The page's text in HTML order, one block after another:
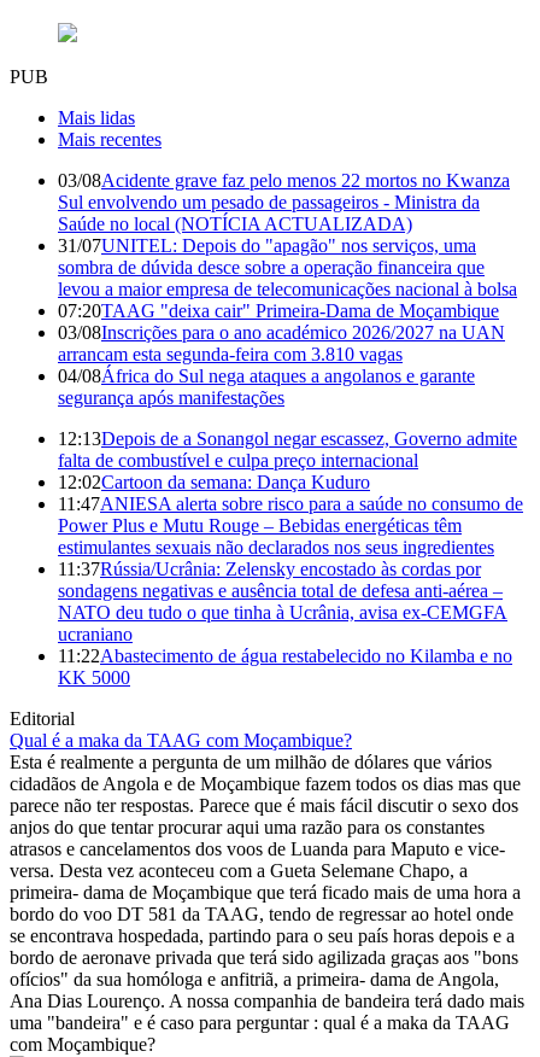
PUB
Mais lidas
Mais recentes
03/08Acidente grave faz pelo menos 22 mortos no Kwanza
Sul envolvendo um pesado de passageiros - Ministra da
Saúde no local (NOTÍCIA ACTUALIZADA)
31/07UNITEL: Depois do "apagão" nos serviços, uma
sombra de dúvida desce sobre a operação financeira que
levou a maior empresa de telecomunicações nacional à bolsa
07:20TAAG "deixa cair" Primeira-Dama de Moçambique
03/08Inscrições para o ano académico 2026/2027 na UAN
arrancam esta segunda-feira com 3.810 vagas
04/08África do Sul nega ataques a angolanos e garante
segurança após manifestações
12:13Depois de a Sonangol negar escassez, Governo admite
falta de combustível e culpa preço internacional
12:02Cartoon da semana: Dança Kuduro
11:47ANIESA alerta sobre risco para a saúde no consumo de
Power Plus e Mutu Rouge – Bebidas energéticas têm
estimulantes sexuais não declarados nos seus ingredientes
11:37Rússia/Ucrânia: Zelensky encostado às cordas por
sondagens negativas e ausência total de defesa anti-aérea –
NATO deu tudo o que tinha à Ucrânia, avisa ex-CEMGFA
ucraniano
11:22Abastecimento de água restabelecido no Kilamba e no
KK 5000
Editorial
Qual é a maka da TAAG com Moçambique?
Esta é realmente a pergunta de um milhão de dólares que vários
cidadãos de Angola e de Moçambique fazem todos os dias mas que
parece não ter respostas. Parece que é mais fácil discutir o sexo dos
anjos do que tentar procurar aqui uma razão para os constantes
atrasos e cancelamentos dos voos de Luanda para Maputo e vice-
versa. Desta vez aconteceu com a Gueta Selemane Chapo, a
primeira- dama de Moçambique que terá ficado mais de uma hora a
bordo do voo DT 581 da TAAG, tendo de regressar ao hotel onde
se encontrava hospedada, partindo para o seu país horas depois e a
bordo de aeronave privada que terá sido agilizada graças aos "bons
ofícios" da sua homóloga e anfitriã, a primeira- dama de Angola,
Ana Dias Lourenço. A nossa companhia de bandeira terá dado mais
uma "bandeira" e é caso para perguntar : qual é a maka da TAAG
com Moçambique?